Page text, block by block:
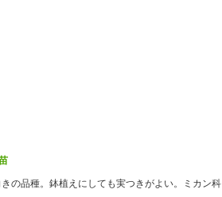
の品種。鉢植えにしても実つきがよい。ミカン科